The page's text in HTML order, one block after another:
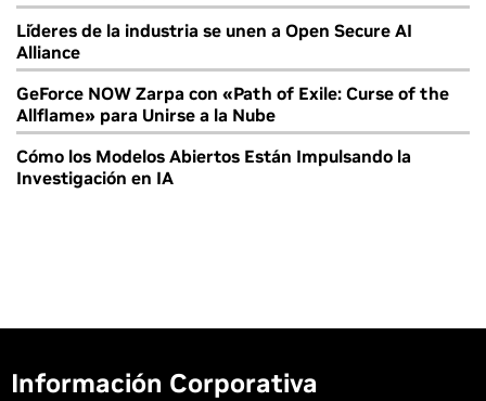
Líderes de la industria se unen a Open Secure AI
Alliance
GeForce NOW Zarpa con «Path of Exile: Curse of the
Allflame» para Unirse a la Nube
Cómo los Modelos Abiertos Están Impulsando la
Investigación en IA
Información Corporativa